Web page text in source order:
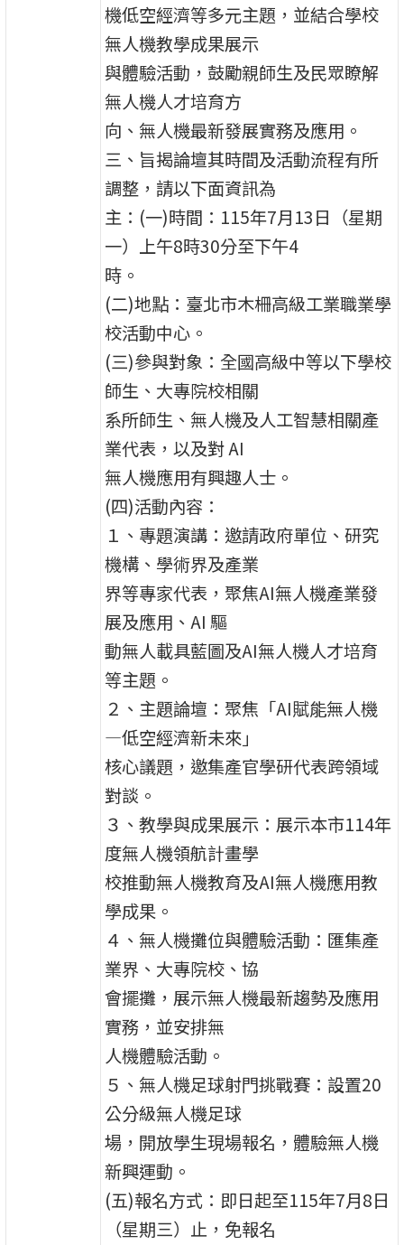
機低空經濟等多元主題，並結合學校
無人機教學成果展示
與體驗活動，鼓勵親師生及民眾瞭解
無人機人才培育方
向、無人機最新發展實務及應用。
三、旨揭論壇其時間及活動流程有所
調整，請以下面資訊為
主：(一)時間：115年7月13日（星期
一）上午8時30分至下午4
時。
(二)地點：臺北市木柵高級工業職業學
校活動中心。
(三)參與對象：全國高級中等以下學校
師生、大專院校相關
系所師生、無人機及人工智慧相關產
業代表，以及對 AI
無人機應用有興趣人士。
(四)活動內容：
１、專題演講：邀請政府單位、研究
機構、學術界及產業
界等專家代表，聚焦AI無人機產業發
展及應用、AI 驅
動無人載具藍圖及AI無人機人才培育
等主題。
２、主題論壇：聚焦「AI賦能無人機
—低空經濟新未來」
核心議題，邀集產官學研代表跨領域
對談。
３、教學與成果展示：展示本市114年
度無人機領航計畫學
校推動無人機教育及AI無人機應用教
學成果。
４、無人機攤位與體驗活動：匯集產
業界、大專院校、協
會擺攤，展示無人機最新趨勢及應用
實務，並安排無
人機體驗活動。
５、無人機足球射門挑戰賽：設置20
公分級無人機足球
場，開放學生現場報名，體驗無人機
新興運動。
(五)報名方式：即日起至115年7月8日
（星期三）止，免報名